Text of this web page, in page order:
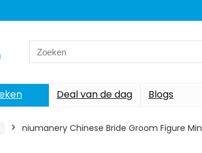
Search
for:
Deal van de dag Blogs
niumanery Chinese Bride Groom Figure